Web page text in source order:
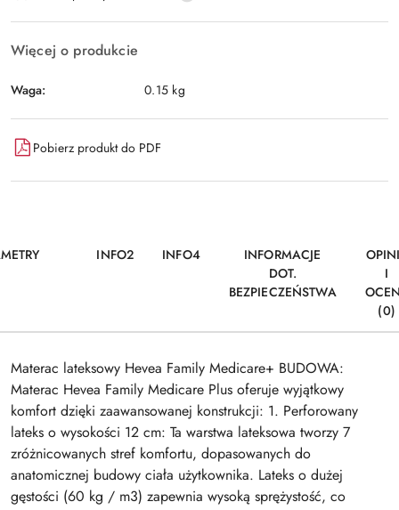
Więcej o produkcie
Waga: 0.15 kg
Pobierz produkt do PDF
INFO2 INFO4
INFORMACJE
DOT.
BEZPIECZEŃSTWA
I
(0)
Materac lateksowy Hevea Family Medicare+ BUDOWA:
Materac Hevea Family Medicare Plus oferuje wyjątkowy
komfort dzięki zaawansowanej konstrukcji: 1. Perforowany
lateks o wysokości 12 cm: Ta warstwa lateksowa tworzy 7
zróżnicowanych stref komfortu, dopasowanych do
anatomicznej budowy ciała użytkownika. Lateks o dużej
gęstości (60 kg / m3) zapewnia wysoką sprężystość, co